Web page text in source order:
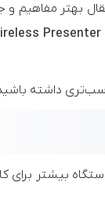
بهتر مفاهیم
Presenter
داشته
بیشتر برای